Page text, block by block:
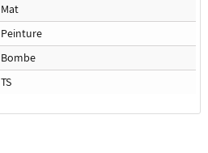
Mat
Peinture
Bombe
TS